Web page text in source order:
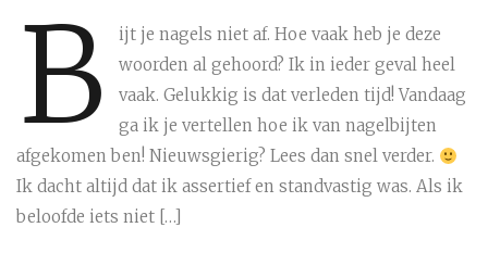
B
ijt je nagels niet af. Hoe vaak heb je deze
woorden al gehoord? Ik in ieder geval heel
vaak. Gelukkig is dat verleden tijd! Vandaag
ga ik je vertellen hoe ik van nagelbijten
afgekomen ben! Nieuwsgierig? Lees dan snel verder.
Ik dacht altijd dat ik assertief en standvastig was. Als ik
beloofde iets niet […]